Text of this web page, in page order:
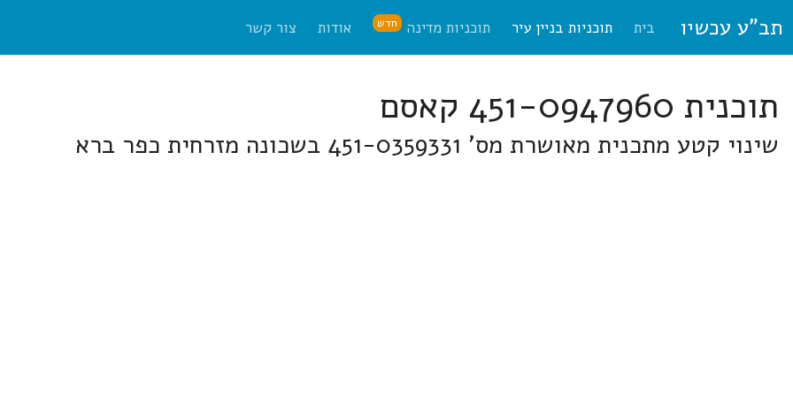
תב"ע עכשיו בית תוכניות בניין עיר תוכניות מדינה חדש אודות צור קשר
תוכנית 451-0947960 קאסם
שינוי קטע מתכנית מאושרת מס' 451-0359331 בשכונה מזרחית כפר ברא